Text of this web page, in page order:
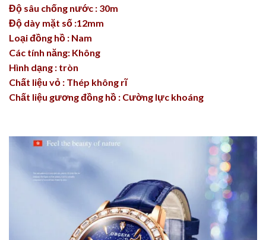
Độ sâu chống nước : 30m
Độ dày mặt số :12mm
Loại đồng hồ : Nam
Các tính năng: Không
Hình dạng : tròn
Chất liệu vỏ : Thép không rĩ
Chất liệu gương đồng hồ : Cường lực khoáng